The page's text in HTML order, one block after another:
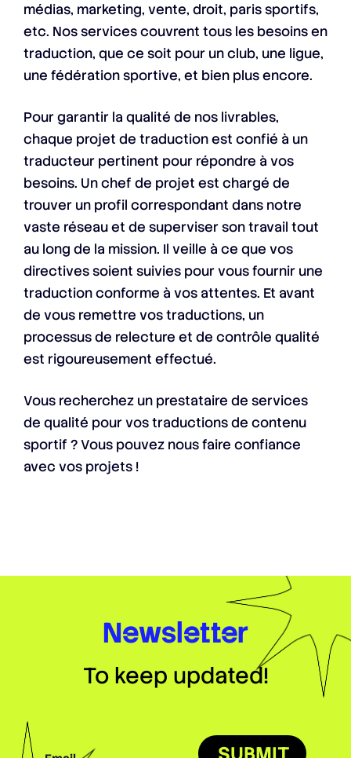
médias, marketing, vente, droit, paris sportifs,
etc. Nos services couvrent tous les besoins en
traduction, que ce soit pour un club, une ligue,
une fédération sportive, et bien plus encore.
Pour garantir la qualité de nos livrables,
chaque projet de traduction est confié à un
traducteur pertinent pour répondre à vos
besoins. Un chef de projet est chargé de
trouver un profil correspondant dans notre
vaste réseau et de superviser son travail tout
au long de la mission. Il veille à ce que vos
directives soient suivies pour vous fournir une
traduction conforme à vos attentes. Et avant
de vous remettre vos traductions, un
processus de relecture et de contrôle qualité
est rigoureusement effectué.
Vous recherchez un prestataire de services
de qualité pour vos traductions de contenu
sportif ? Vous pouvez nous faire confiance
avec vos projets !
Newsletter
To keep updated!